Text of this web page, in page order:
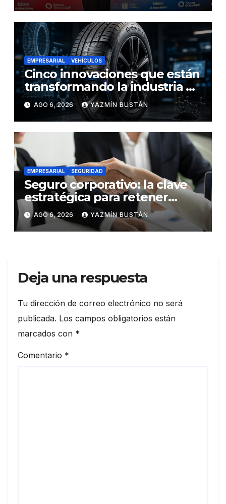
EMPRESARIAL VEHÍCULOS
Cinco innovaciones que están
transformando la industria de
los neumáticos y redefinen el
futuro de la movilidad
AGO 6, 2026 YAZMÍN BUSTÁN
EMPRESARIAL SEGURIDAD
Seguro corporativo: la clave
estratégica para retener
talento en Ecuador
AGO 6, 2026 YAZMÍN BUSTÁN
Deja una respuesta
Tu dirección de correo electrónico no será
publicada. Los campos obligatorios están
marcados con *
Comentario *